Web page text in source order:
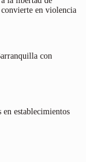
convierte en violencia
con
en establecimientos